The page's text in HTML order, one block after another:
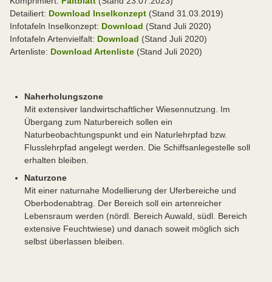
Detailiert: Download Inselkonzept (Stand 31.03.2019)
Infotafeln Inselkonzept: Download (Stand Juli 2020)
Infotafeln Artenvielfalt: Download (Stand Juli 2020)
Artenliste: Download Artenliste (Stand Juli 2020)
Naherholungszone
Mit extensiver landwirtschaftlicher Wiesennutzung. Im
Übergang zum Naturbereich sollen ein
Naturbeobachtungspunkt und ein Naturlehrpfad bzw.
Flusslehrpfad angelegt werden. Die Schiffsanlegestelle soll
erhalten bleiben.
Naturzone
Mit einer naturnahe Modellierung der Uferbereiche und
Oberbodenabtrag. Der Bereich soll ein artenreicher
Lebensraum werden (nördl. Bereich Auwald, südl. Bereich
extensive Feuchtwiese) und danach soweit möglich sich
selbst überlassen bleiben.